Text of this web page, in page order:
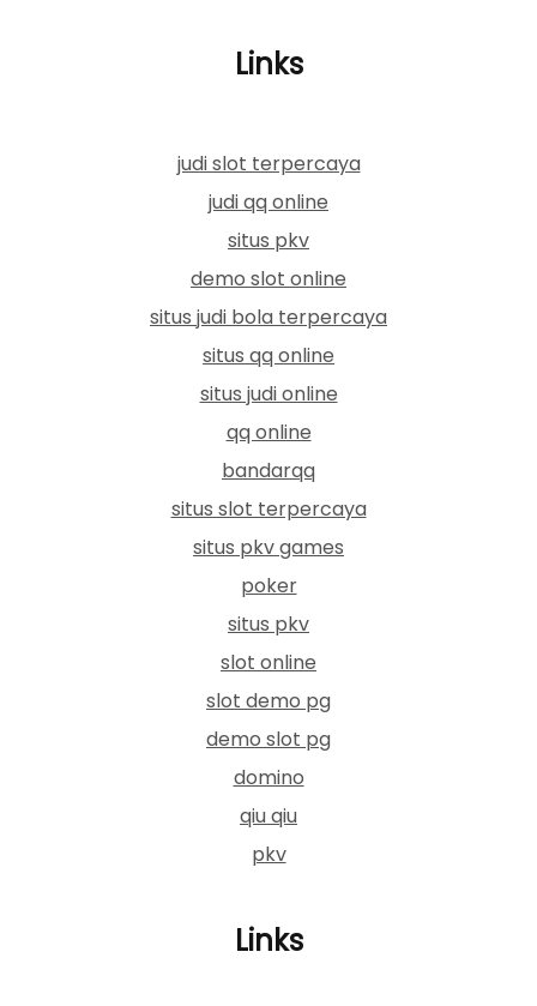
Links
judi slot terpercaya
judi qq online
situs pkv
demo slot online
situs judi bola terpercaya
situs qq online
situs judi online
qq online
bandarqq
situs slot terpercaya
situs pkv games
poker
situs pkv
slot online
slot demo pg
demo slot pg
domino
qiu qiu
pkv
Links